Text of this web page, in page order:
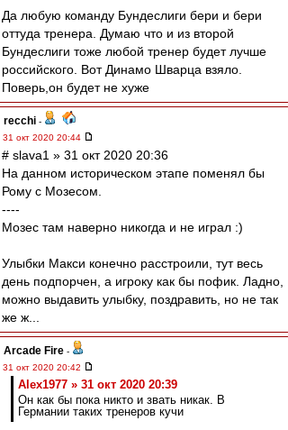
Да любую команду Бундеслиги бери и бери
оттуда тренера. Думаю что и из второй
Бундеслиги тоже любой тренер будет лучше
российского. Вот Динамо Шварца взяло.
Поверь,он будет не хуже
recchi -
31 окт 2020 20:44
# slava1 » 31 окт 2020 20:36
На данном историческом этапе поменял бы
Рому с Мозесом.
----
Мозес там наверно никогда и не играл :)
Улыбки Макси конечно расстроили, тут весь
день подпорчен, а игроку как бы пофик. Ладно,
можно выдавить улыбку, поздравить, но не так
же ж...
Arcade Fire -
31 окт 2020 20:42
Alex1977 » 31 окт 2020 20:39
Он как бы пока никто и звать никак. В
Германии таких тренеров кучи